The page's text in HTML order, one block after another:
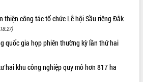
tai
Quy
quy
2030,
thiện công tác tổ chức Lễ hội Sầu riêng Đắk
quốc gia họp phiên thường kỳ lần thứ hai
hai khu công nghiệp quy mô hơn 817 ha